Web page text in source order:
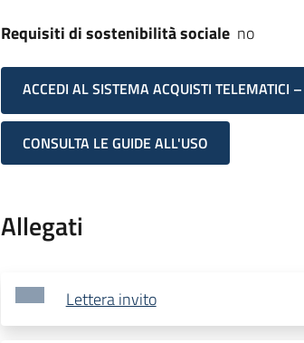
Requisiti di sostenibilità sociale no
ACCEDI AL SISTEMA ACQUISTI TELEMATICI
CONSULTA LE GUIDE ALL'USO
Allegati
Lettera invito